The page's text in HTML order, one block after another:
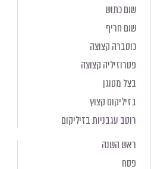
שום כתוש
שום חריף
כוסברה קצוצה
פטרוזיליה קצוצה
בצל מטוגן
בזיליקום קצוץ
רוטב עגבניות בזיליקום
ראש השנה
פסח